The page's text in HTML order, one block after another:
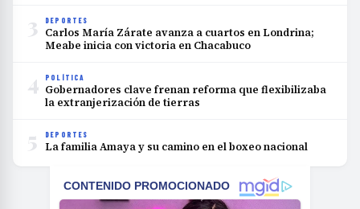
3 DEPORTES
Carlos María Zárate avanza a cuartos en Londrina;
Meabe inicia con victoria en Chacabuco
4 POLÍTICA
Gobernadores clave frenan reforma que flexibilizaba
la extranjerización de tierras
5 DEPORTES
La familia Amaya y su camino en el boxeo nacional